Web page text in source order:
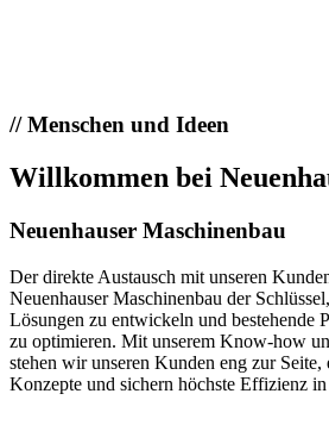
//Menschen und Ideen
Willkommen bei
Neuenhauser Maschinenbau
Der direkte Austausch mit unseren
Neuenhauser Maschinenbau der
Lösungen zu entwickeln und bestehende
zu optimieren. Mit unserem Know-how
stehen wir unseren Kunden eng zur
Konzepte und sichern höchste Effizienz